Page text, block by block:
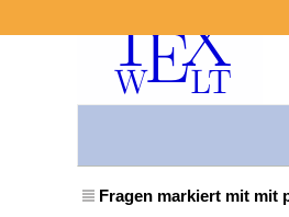
Fragen markiert mit mit